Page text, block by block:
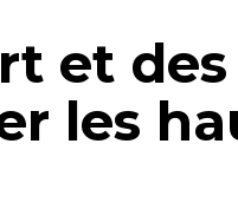
et
les